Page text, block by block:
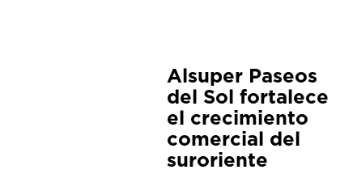
Alsuper Paseos
del Sol fortalece
el crecimiento
comercial del
suroriente